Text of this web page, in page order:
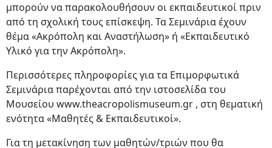
μπορούν να παρακολουθήσουν οι εκπαιδευτικοί πριν
από τη σχολική τους επίσκεψη. Τα Σεμινάρια έχουν
θέμα «Ακρόπολη και Αναστήλωση» ή «Εκπαιδευτικό
Υλικό για την Ακρόπολη».
Περισσότερες πληροφορίες για τα Επιμορφωτικά
Σεμινάρια παρέχονται από την ιστοσελίδα του
Μουσείου www.theacropolismuseum.gr , στη θεματική
ενότητα «Μαθητές & Εκπαιδευτικοί».
Για τη μετακίνηση των μαθητών/τριών που θα